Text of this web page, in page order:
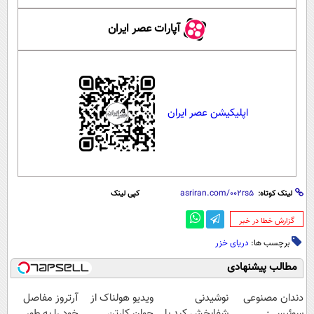
آپارات عصر ایران
اپلیکیشن عصر ایران
لینک کوتاه: کپی لینک
‌گزارش خطا در خبر
برچسب ها: دریای خزر
مطالب پیشنهادی
دندان مصنوعی
نوشیدنی
ویدیو هولناک از
آرتروز مفاصل